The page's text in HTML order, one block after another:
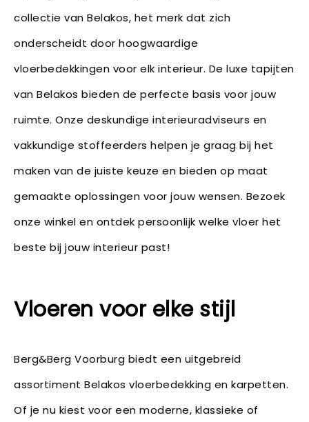
collectie van Belakos, het merk dat zich
onderscheidt door hoogwaardige
vloerbedekkingen voor elk interieur. De luxe tapijten
van Belakos bieden de perfecte basis voor jouw
ruimte. Onze deskundige interieuradviseurs en
vakkundige stoffeerders helpen je graag bij het
maken van de juiste keuze en bieden op maat
gemaakte oplossingen voor jouw wensen. Bezoek
onze winkel en ontdek persoonlijk welke vloer het
beste bij jouw interieur past!
Vloeren voor elke stijl
Berg&Berg Voorburg biedt een uitgebreid
assortiment Belakos vloerbedekking en karpetten.
Of je nu kiest voor een moderne, klassieke of